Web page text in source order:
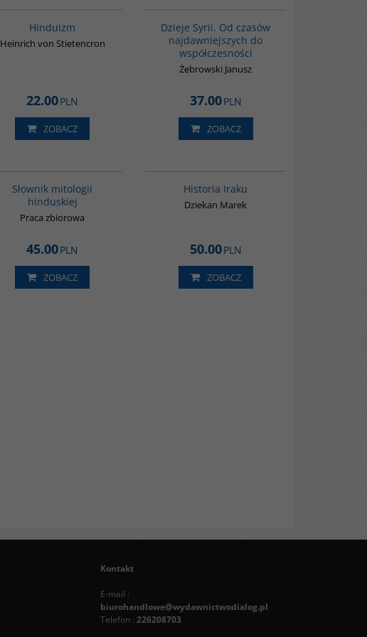
Hinduizm
Heinrich von Stietencron
22.00PLN
ZOBACZ
Dzieje Syrii. Od czasów
najdawniejszych do
współczesności
Żebrowski Janusz
37.00PLN
ZOBACZ
Słownik mitologii
hinduskiej
Praca zbiorowa
45.00PLN
ZOBACZ
Historia Iraku
Dziekan Marek
50.00PLN
ZOBACZ
Kontakt
E-mail :
biurohandlowe@wydawnictwodialog.pl
Telefon : 226208703